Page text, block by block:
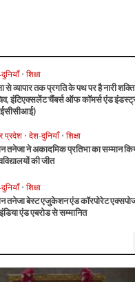
• शिक्षा
से व्यापार तक प्रगति के पथ पर है नारी
इंटिएक्सलेंट चैंबर्स ऑफ कॉमर्स एंड
प्रदेश • देश-दुनियाँ • शिक्षा
तनेजा ने अकादमिक प्रतिभा का सम्मान
की जीत
• शिक्षा
तनेजा बेस्ट एजुकेशन एंड कॉरपोरेट
एंड एबरोड से सम्मानित